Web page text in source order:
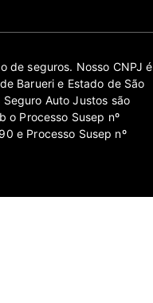
de seguros. Nosso CNPJ é
Barueri e Estado de São
Auto Justos são
o Processo Susep nº
e Processo Susep nº